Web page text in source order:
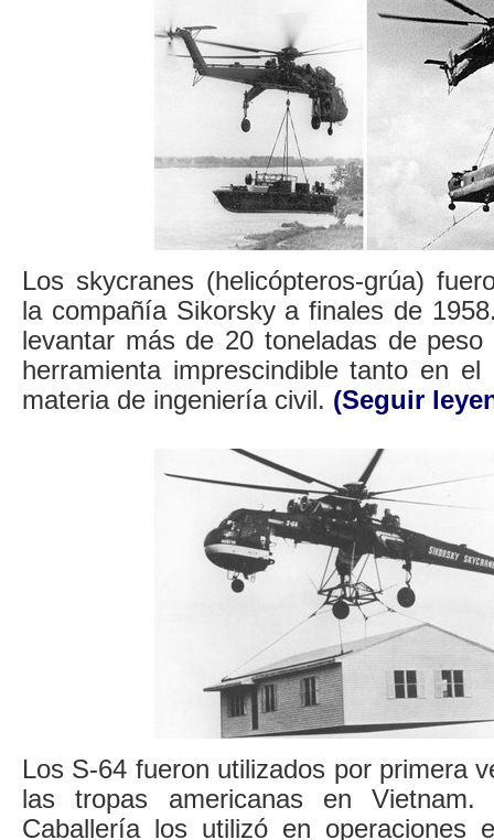
Los skycranes (helicópteros-grúa)
la compañía Sikorsky a finales de
levantar más de 20 toneladas de
herramienta imprescindible tanto en
materia de ingeniería civil. (Seguir
Los S-64 fueron utilizados por primera
las tropas americanas en
Caballería los utilizó en operaciones